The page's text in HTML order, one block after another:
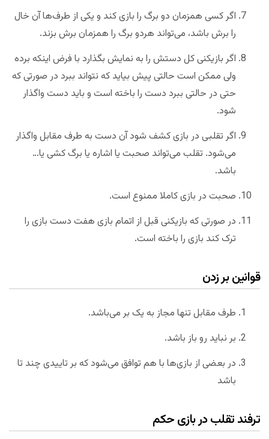
اگر کسی همزمان دو برگ را بازی کند و یکی از طرف‌ها آن خال
را برش باشد، می‌تواند هردو برگ را همزمان برش بزند.
اگر بازیکنی کل دستش را به نمایش بگذارد با فرض اینکه برده
ولی ممکن است حالتی پیش بیاید که نتواند ببرد در صورتی که
حتی در حالتی ببرد دست را باخته است و باید دست واگذار
شود.
اگر تقلبی در بازی کشف شود آن دست به طرف مقابل واگذار
می‌شود. تقلب می‌تواند صحبت یا اشاره یا برگ کشی یا…
باشد.
صحبت در بازی کاملا ممنوع است.
در صورتی که بازیکنی قبل از اتمام بازی هفت دست بازی را
ترک کند بازی را باخته است.
قوانین بر زدن
طرف مقابل تنها مجاز به یک بر می‌باشد.
بر نباید رو باز باشد.
در بعضی از بازی‌ها با هم توافق می‌شود که بر تاییدی چند تا
باشد
ترفند تقلب در بازی حکم